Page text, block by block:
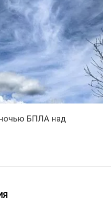
БПЛА над